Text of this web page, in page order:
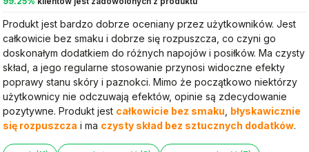
Produkt jest bardzo dobrze oceniany przez użytkowników. Jest
całkowicie bez smaku i dobrze się rozpuszcza, co czyni go
doskonałym dodatkiem do różnych napojów i posiłków. Ma czysty
skład, a jego regularne stosowanie przynosi widoczne efekty
poprawy stanu skóry i paznokci. Mimo że początkowo niektórzy
użytkownicy nie odczuwają efektów, opinie są zdecydowanie
pozytywne. Produkt jest całkowicie bez smaku błyskawicznie
się rozpuszcza i ma czysty skład bez sztucznych dodatków.